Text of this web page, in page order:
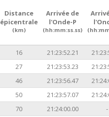
Distance
épicentrale
(km)
Arrivée de
l'Onde-P
(hh:mm:ss.ss)
16 21:23:52.21
27 21:23:53.23
46 21:23:56.47
50 21:23:57.07
70 21:24:00.00
-